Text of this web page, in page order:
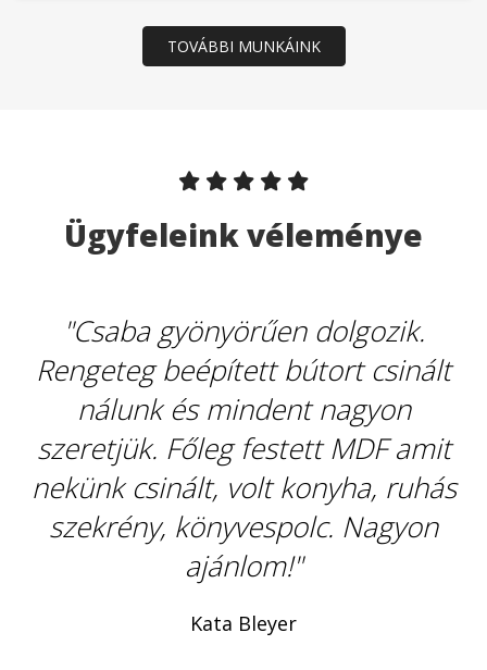
TOVÁBBI MUNKÁINK
Ügyfeleink véleménye
"Csaba gyönyörűen dolgozik.
Rengeteg beépített bútort csinált
nálunk és mindent nagyon
szeretjük. Főleg festett MDF amit
nekünk csinált, volt konyha, ruhás
szekrény, könyvespolc. Nagyon
ajánlom!"
Kata Bleyer